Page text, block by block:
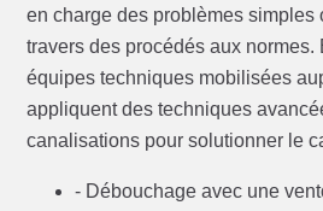
en charge des problèmes simples
travers des procédés aux normes.
équipes techniques mobilisées
appliquent des techniques
canalisations pour solutionner le
- Débouchage avec une